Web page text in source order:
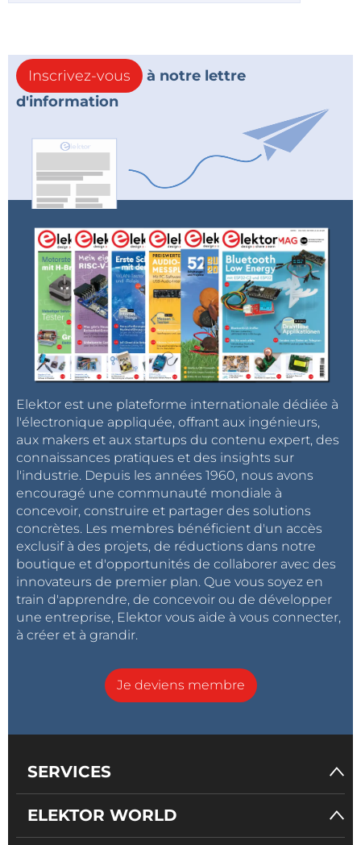
KrakenSDR avec cinq récepteurs RF
sonde haute vitesse : entrées haute impédance
pour les signaux allant jusqu’à 200 MHz
mesures de champ électrique sans contact (2) :
vibromètre laser pour évaluer les vibrations de la
membrane
Voiture miniature contrôlée par smartphone :
Wifi + ESP32 + smartphone = télécommande
Technologies sans fil connectant des nœuds de capteurs à Internet
contrôleur de charge solaireavec MPP (3) :
logiciel et mise en service
caméra de diffusion Web avec Raspberry Pi Zero
: utilisation du VPN ZeroTier
développement piloté par les tests logiciel
démarrer en électronique : circuits intégrés
audio spéciaux
2025 - une odyssée de l’IA : modèles de
raisonnement en IA : la révolution des
pensées
Télécommande par SMS compatible 4G
quartz et oscillateurs : améliorer la précision des
premiers pas avec le codage d’un projet
SPECTRAN V6 Mobile : analyseur de spectre
l’avenir de l’IA se base sur le silicium : un
alimenter l’avenir de la communication sans fil :
batteries solides ultrafines de BTRY
Plus de projets
Inscrivez-vous
à notre lettre
d'information
Elektor est une plateforme internationale dédiée à
l'électronique appliquée, offrant aux ingénieurs,
aux makers et aux startups du contenu expert, des
connaissances pratiques et des insights sur
l'industrie. Depuis les années 1960, nous avons
encouragé une communauté mondiale à
concevoir, construire et partager des solutions
concrètes. Les membres bénéficient d'un accès
exclusif à des projets, de réductions dans notre
boutique et d'opportunités de collaborer avec des
innovateurs de premier plan. Que vous soyez en
train d'apprendre, de concevoir ou de développer
une entreprise, Elektor vous aide à vous connecter,
à créer et à grandir.
Je deviens membre
SERVICES
ELEKTOR WORLD